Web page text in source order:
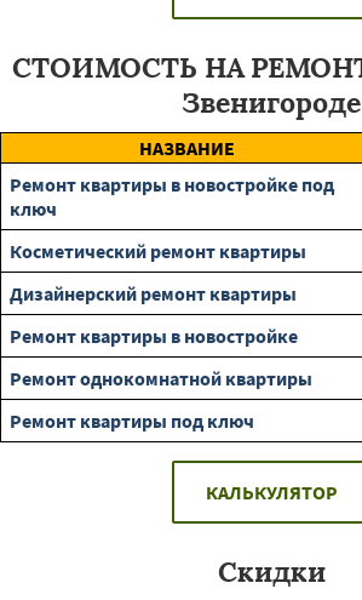
СТОИМОСТЬ НА
Звенигороде
НАЗВАНИЕ
Ремонт квартиры в новостройке под
ключ
Косметический ремонт квартиры
Дизайнерский ремонт квартиры
Ремонт квартиры в новостройке
Ремонт однокомнатной квартиры
Ремонт квартиры под ключ
КАЛЬКУЛЯТОР
Скидки